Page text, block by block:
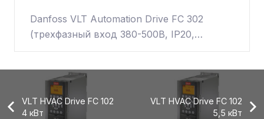
Danfoss VLT Automation Drive FC 302
(трехфазный вход 380-500В, IP20,…
VLT HVAC Drive FC 102
4 кВт
VLT HVAC Drive FC 102
5,5 кВт